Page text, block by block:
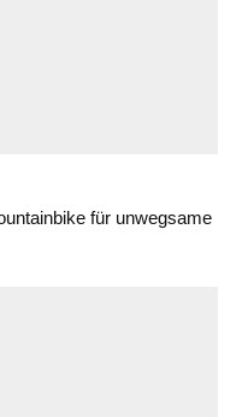
für unwegsame